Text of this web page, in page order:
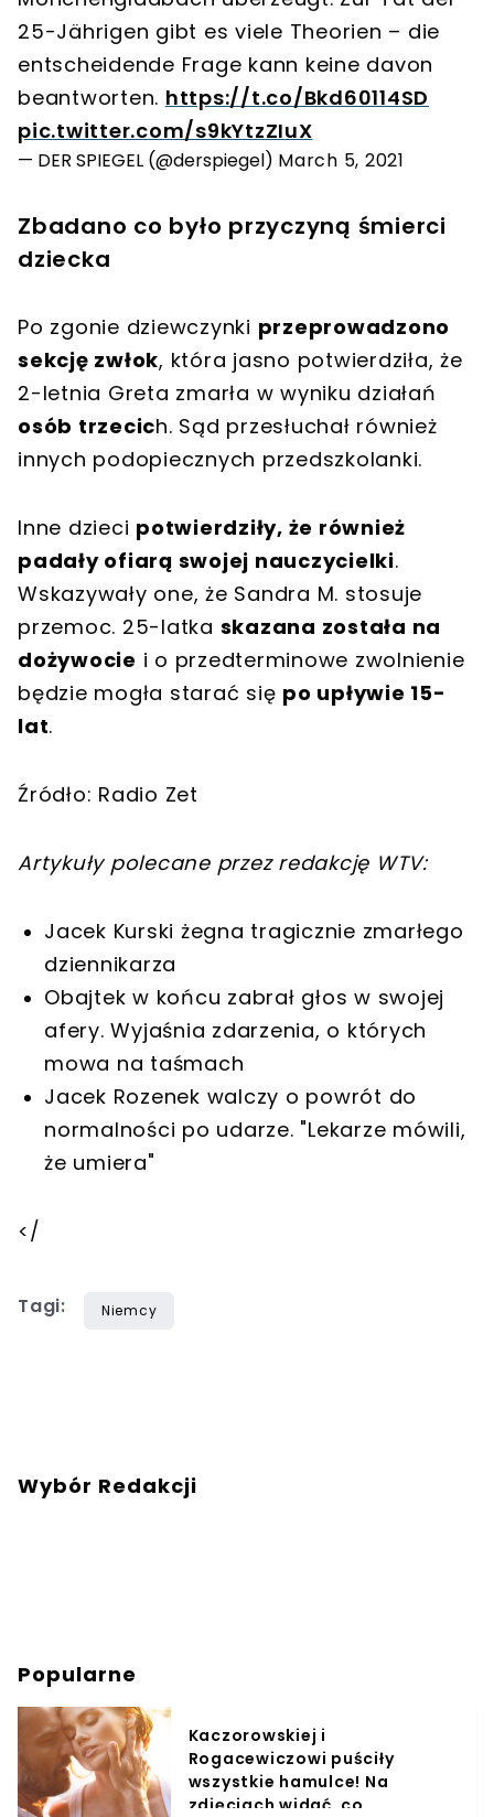
25-Jährigen gibt es viele Theorien – die
entscheidende Frage kann keine davon
beantworten. https://t.co/Bkd60114SD
pic.twitter.com/s9kYtzZIuX
— DER SPIEGEL (@derspiegel) March 5, 2021
Zbadano co było przyczyną śmierci
dziecka
Po zgonie dziewczynki przeprowadzono
sekcję zwłok, która jasno potwierdziła, że
2-letnia Greta zmarła w wyniku działań
osób trzecich. Sąd przesłuchał również
innych podopiecznych przedszkolanki.
Inne dzieci potwierdziły, że również
padały ofiarą swojej nauczycielki.
Wskazywały one, że Sandra M. stosuje
przemoc. 25-latka skazana została na
dożywocie i o przedterminowe zwolnienie
będzie mogła starać się po upływie 15-
lat.
Źródło: Radio Zet
Artykuły polecane przez redakcję WTV:
Jacek Kurski żegna tragicznie zmarłego
dziennikarza
Obajtek w końcu zabrał głos w swojej
afery. Wyjaśnia zdarzenia, o których
mowa na taśmach
Jacek Rozenek walczy o powrót do
normalności po udarze. "Lekarze mówili,
że umiera"
</
Tagi: Niemcy
Wybór Redakcji
Popularne
Kaczorowskiej i
Rogacewiczowi puściły
wszystkie hamulce! Na
zdjęciach widać, co